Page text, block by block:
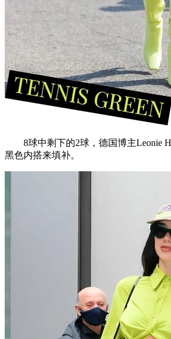
8球中剩下的2球，德国博主Leonie
黑色内搭来填补。